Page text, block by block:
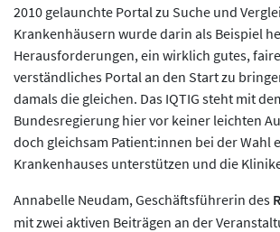
2010 gelaunchte Portal zu Suche und
Krankenhäusern wurde darin als Beispiel
Herausforderungen, ein wirklich gutes,
verständliches Portal an den Start zu
damals die gleichen. Das IQTIG steht mit
Bundesregierung hier vor keiner leichten
doch gleichsam Patient:innen bei der Wahl
Krankenhauses unterstützen und die
Annabelle Neudam, Geschäftsführerin des
mit zwei aktiven Beiträgen an der